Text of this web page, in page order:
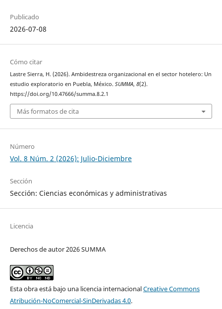
Publicado
2026-07-08
Cómo citar
Lastre Sierra, H. (2026). Ambidestreza organizacional en el sector hotelero: Un
estudio exploratorio en Puebla, México. SUMMA, 8(2).
https://doi.org/10.47666/summa.8.2.1
Más formatos de cita
Número
Vol. 8 Núm. 2 (2026): Julio-Diciembre
Sección
Sección: Ciencias económicas y administrativas
Licencia
Derechos de autor 2026 SUMMA
Esta obra está bajo una licencia internacionalCreative Commons
Atribución-NoComercial-SinDerivadas 4.0.